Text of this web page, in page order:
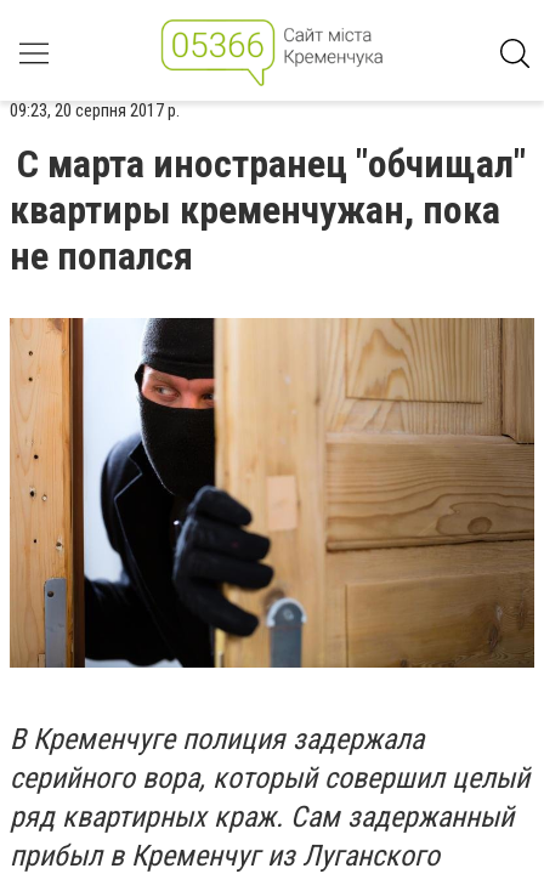
09:23, 20 серпня 2017 р.
С марта иностранец "обчищал"
квартиры кременчужан, пока
не попался
В Кременчуге полиция задержала
серийного вора, который совершил целый
ряд квартирных краж. Сам задержанный
прибыл в Кременчуг из Луганского